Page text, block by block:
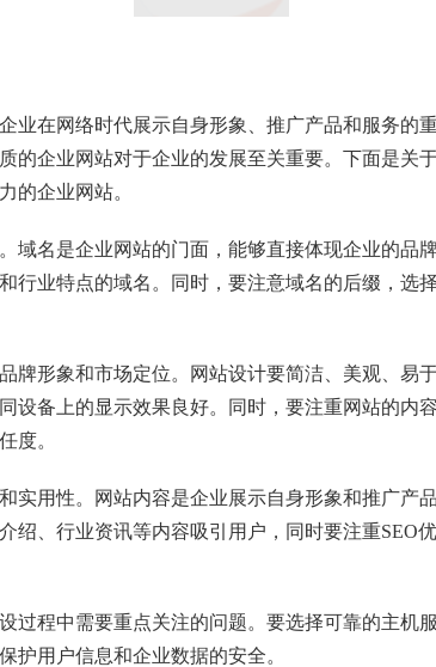
业在网络时代展示自身形象、推广产品和服务的
的企业网站对于企业的发展至关重要。下面是关
的企业网站。
域名是企业网站的门面，能够直接体现企业的品
行业特点的域名。同时，要注意域名的后缀，选
牌形象和市场定位。网站设计要简洁、美观、易
设备上的显示效果良好。同时，要注重网站的内
度。
实用性。网站内容是企业展示自身形象和推广产
绍、行业资讯等内容吸引用户，同时要注重SEO
过程中需要重点关注的问题。要选择可靠的主机
护用户信息和企业数据的安全。